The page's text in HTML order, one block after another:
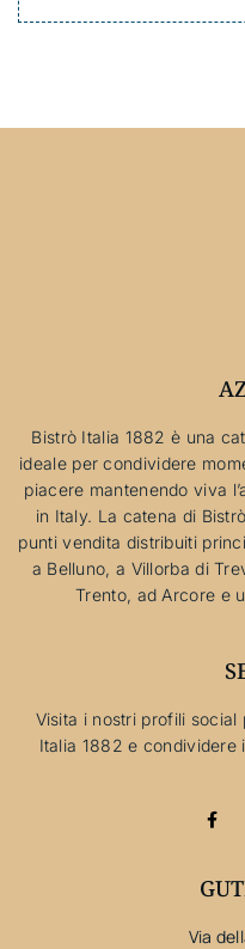
Bistrò Italia 1882 è una
ideale per condividere
piacere mantenendo viva
in Italy. La catena di
punti vendita distribuiti
a Belluno, a Villorba di
Trento, ad Arcore e
Visita i nostri profili
Italia 1882 e condividere
Via